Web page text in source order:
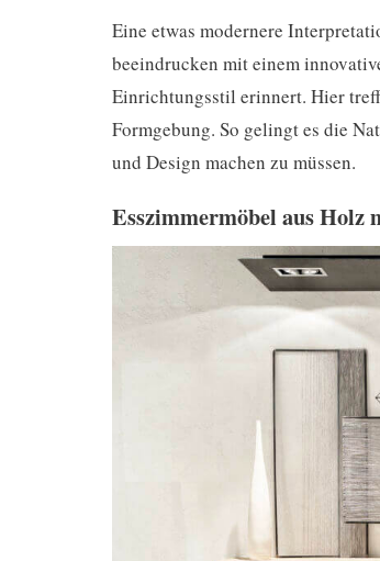
Eine etwas modernere
beeindrucken mit einem
Einrichtungsstil erinnert. Hier
Formgebung. So gelingt es die
und Design machen zu müssen.
Esszimmermöbel aus